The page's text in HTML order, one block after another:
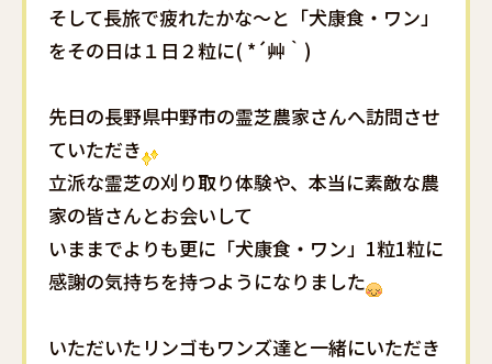
そして長旅で疲れたかな～と「犬康食・ワン」
をその日は１日２粒に( *´艸｀)
先日の長野県中野市の霊芝農家さんへ訪問させ
ていただき
立派な霊芝の刈り取り体験や、本当に素敵な農
家の皆さんとお会いして
いままでよりも更に「犬康食・ワン」1粒1粒に
感謝の気持ちを持つようになりました
いただいたリンゴもワンズ達と一緒にいただき